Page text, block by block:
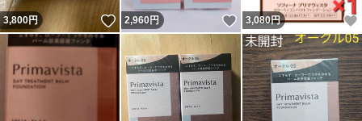
3,800円 いいね！
2,960円 いいね！
3,080円